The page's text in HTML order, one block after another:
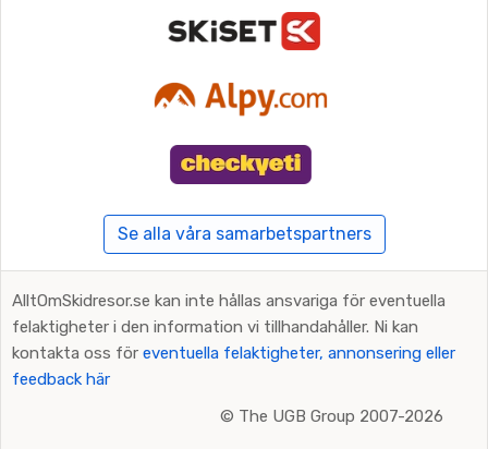
Se alla våra samarbetspartners
AlltOmSkidresor.se kan inte hållas ansvariga för eventuella
felaktigheter i den information vi tillhandahåller. Ni kan
kontakta oss för eventuella felaktigheter, annonsering eller
feedback här
© The UGB Group 2007-2026